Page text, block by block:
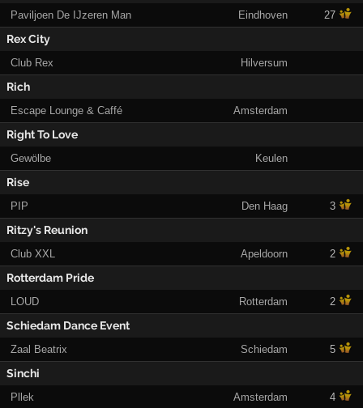
Paviljoen De IJzeren Man Eindhoven 27
Rex City
Club Rex Hilversum
Rich
Escape Lounge & Caffé Amsterdam
Right To Love
Gewölbe Keulen
Rise
PIP Den Haag 3
Ritzy's Reunion
Club XXL Apeldoorn 2
Rotterdam Pride
LOUD Rotterdam 2
Schiedam Dance Event
Zaal Beatrix Schiedam 5
Sinchi
Pllek Amsterdam 4